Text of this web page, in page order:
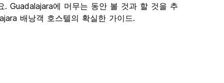
Guadalajara에 머무는 동안 볼 것과 할 것을 추
배낭객 호스텔의 확실한 가이드.